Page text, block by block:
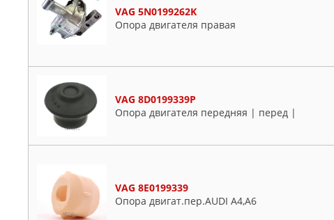
VAG 5N0199262K
Опора двигателя правая
VAG 8D0199339P
Опора двигателя передняя | перед |
VAG 8E0199339
Опора двигат.пер.AUDI A4,A6